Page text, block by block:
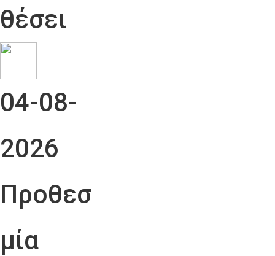
θέσει
04-08-
2026
Προθεσ
μία